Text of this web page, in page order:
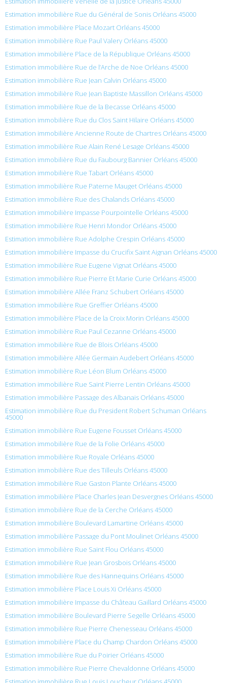
Estimation immobilière Rue du Général de Sonis Orléans 45000
Estimation immobilière Place Mozart Orléans 45000
Estimation immobilière Rue Paul Valery Orléans 45000
Estimation immobilière Place de la République Orléans 45000
Estimation immobilière Rue de l’Arche de Noe Orléans 45000
Estimation immobilière Rue Jean Calvin Orléans 45000
Estimation immobilière Rue Jean Baptiste Massillon Orléans 45000
Estimation immobilière Rue de la Becasse Orléans 45000
Estimation immobilière Rue du Clos Saint Hilaire Orléans 45000
Estimation immobilière Ancienne Route de Chartres Orléans 45000
Estimation immobilière Rue Alain René Lesage Orléans 45000
Estimation immobilière Rue du Faubourg Bannier Orléans 45000
Estimation immobilière Rue Tabart Orléans 45000
Estimation immobilière Rue Paterne Mauget Orléans 45000
Estimation immobilière Rue des Chalands Orléans 45000
Estimation immobilière Impasse Pourpointelle Orléans 45000
Estimation immobilière Rue Henri Mondor Orléans 45000
Estimation immobilière Rue Adolphe Crespin Orléans 45000
Estimation immobilière Impasse du Crucifix Saint Aignan Orléans 45000
Estimation immobilière Rue Eugene Vignat Orléans 45000
Estimation immobilière Rue Pierre Et Marie Curie Orléans 45000
Estimation immobilière Allée Franz Schubert Orléans 45000
Estimation immobilière Rue Greffier Orléans 45000
Estimation immobilière Place de la Croix Morin Orléans 45000
Estimation immobilière Rue Paul Cezanne Orléans 45000
Estimation immobilière Rue de Blois Orléans 45000
Estimation immobilière Allée Germain Audebert Orléans 45000
Estimation immobilière Rue Léon Blum Orléans 45000
Estimation immobilière Rue Saint Pierre Lentin Orléans 45000
Estimation immobilière Passage des Albanais Orléans 45000
Estimation immobilière Rue du President Robert Schuman Orléans
45000
Estimation immobilière Rue Eugene Fousset Orléans 45000
Estimation immobilière Rue de la Folie Orléans 45000
Estimation immobilière Rue Royale Orléans 45000
Estimation immobilière Rue des Tilleuls Orléans 45000
Estimation immobilière Rue Gaston Plante Orléans 45000
Estimation immobilière Place Charles Jean Desvergnes Orléans 45000
Estimation immobilière Rue de la Cerche Orléans 45000
Estimation immobilière Boulevard Lamartine Orléans 45000
Estimation immobilière Passage du Pont Moulinet Orléans 45000
Estimation immobilière Rue Saint Flou Orléans 45000
Estimation immobilière Rue Jean Grosbois Orléans 45000
Estimation immobilière Rue des Hannequins Orléans 45000
Estimation immobilière Place Louis Xi Orléans 45000
Estimation immobilière Impasse du Château Gaillard Orléans 45000
Estimation immobilière Boulevard Pierre Segelle Orléans 45000
Estimation immobilière Rue Pierre Chenesseau Orléans 45000
Estimation immobilière Place du Champ Chardon Orléans 45000
Estimation immobilière Rue du Poirier Orléans 45000
Estimation immobilière Rue Pierre Chevaldonne Orléans 45000